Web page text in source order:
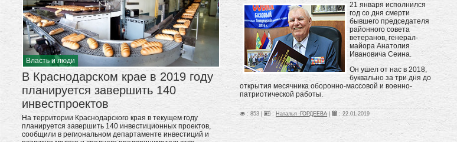
Власть и люди
В Краснодарском крае в 2019 году
планируется завершить 140
инвестпроектов
На территории Краснодарского края в текущем году
планируется завершить 140 инвестиционных проектов,
сообщили в региональном департаменте инвестиций и
21 января исполнился
год со дня смерти
бывшего председателя
районного совета
ветеранов, генерал-
майора Анатолия
Ивановича Сеина.
Он ушел от нас в 2018,
буквально за три дня до
открытия месячника оборонно-массовой и военно-
патриотической работы.
: 853 | : Наталья_ГОРДЕЕВА | :22.01.2019